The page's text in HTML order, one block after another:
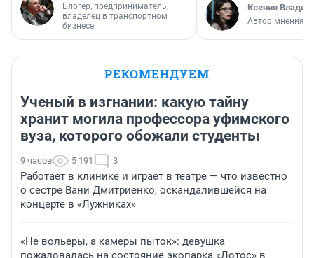
Блогер, предприниматель,
владелец в транспортном
бизнесе
Ксения
Автор мнения
РЕКОМЕНДУЕМ
Ученый в изгнании: какую тайну
хранит могила профессора уфимского
вуза, которого обожали студенты
9 часов 5 191 3
Работает в клинике и играет в театре — что известно
о сестре Вани Дмитриенко, оскандалившейся на
концерте в «Лужниках»
«Не вольеры, а камеры пыток»: девушка
пожаловалась на состояние экопарка «Лотос» в